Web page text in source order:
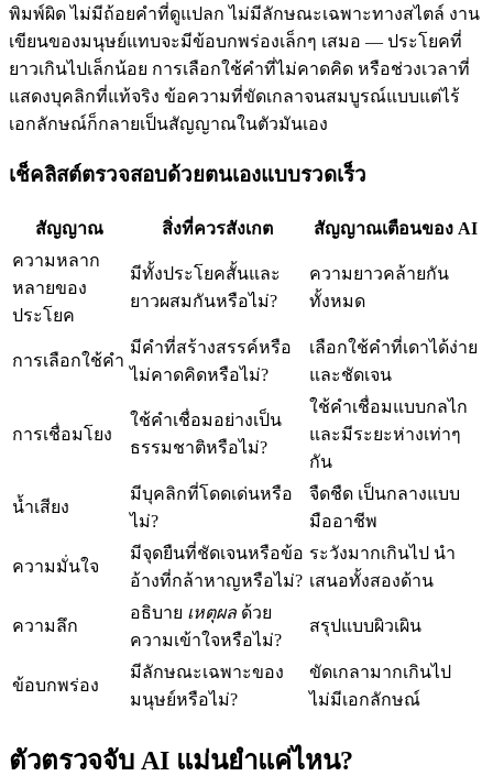
พิมพ์ผิด ไม่มีถ้อยคำที่ดูแปลก ไม่มีลักษณะเฉพาะทางสไตล์ งาน
เขียนของมนุษย์แทบจะมีข้อบกพร่องเล็กๆ เสมอ — ประโยคที่
ยาวเกินไปเล็กน้อย การเลือกใช้คำที่ไม่คาดคิด หรือช่วงเวลาที่
แสดงบุคลิกที่แท้จริง ข้อความที่ขัดเกลาจนสมบูรณ์แบบแต่ไร้
เอกลักษณ์ก็กลายเป็นสัญญาณในตัวมันเอง
เช็คลิสต์ตรวจสอบด้วยตนเองแบบรวดเร็ว
สัญญาณ สิ่งที่ควรสังเกต
สัญญาณเตือนของ AI
ความหลาก
หลายของ
ประโยค
มีทั้งประโยคสั้นและ
ยาวผสมกันหรือไม่?
ความยาวคล้ายกัน
ทั้งหมด
การเลือกใช้คำ
มีคำที่สร้างสรรค์หรือ
ไม่คาดคิดหรือไม่?
เลือกใช้คำที่เดาได้ง่าย
และชัดเจน
การเชื่อมโยง
ใช้คำเชื่อมอย่างเป็น
ธรรมชาติหรือไม่?
ใช้คำเชื่อมแบบกลไก
และมีระยะห่างเท่าๆ
กัน
น้ำเสียง
มีบุคลิกที่โดดเด่นหรือ
ไม่?
จืดชืด เป็นกลางแบบ
มืออาชีพ
ความมั่นใจ
มีจุดยืนที่ชัดเจนหรือข้อ
อ้างที่กล้าหาญหรือไม่?
ระวังมากเกินไป นำ
เสนอทั้งสองด้าน
ความลึก
อธิบาย เหตุผล ด้วย
ความเข้าใจหรือไม่?
สรุปแบบผิวเผิน
ข้อบกพร่อง
มีลักษณะเฉพาะของ
มนุษย์หรือไม่?
ขัดเกลามากเกินไป
ไม่มีเอกลักษณ์
ตัวตรวจจับ AI แม่นยำแค่ไหน?